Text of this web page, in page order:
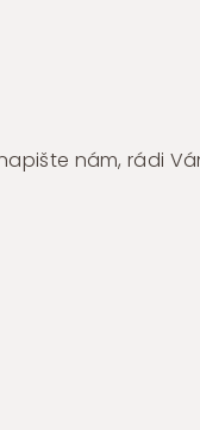
nám, rádi